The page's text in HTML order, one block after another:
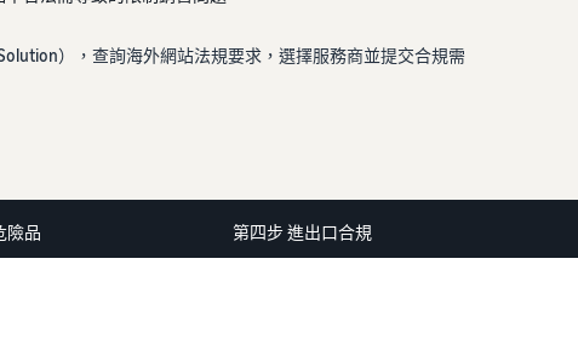
），查詢海外網站法規要求，選擇服務商並提交合規需
險品 第四步 進出口合規